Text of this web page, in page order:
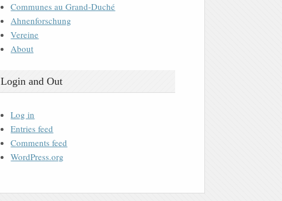
Communes au Grand-Duché
Ahnenforschung
Vereine
About
Login and Out
Log in
Entries feed
Comments feed
WordPress.org